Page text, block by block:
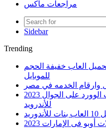
مراجعات ماكس
Sidebar
Trending
العاب خفيفة الحجم
للموبايل
وارقام الخدمه في مصر
أفضل 5 تطبيقات لقراءة ملفات الوورد على الجوال 2023
للأندرويد
أوبو فى الإمارات 2023